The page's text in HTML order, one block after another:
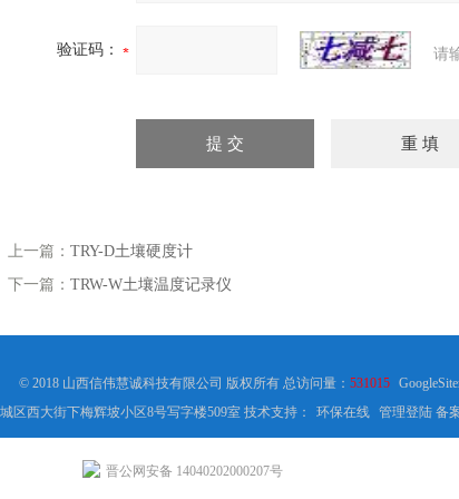
验证码： 请
上一篇： TRY-D土壤硬度计
下一篇： TRW-W土壤温度记录仪
© 2018 山西信伟慧诚科技有限公司 版权所有 总访问量： 531015
区西大街下梅辉坡小区8号写字楼509室 技术支持：
环保在线 管理登陆备
晋公网安备 14040202000207号